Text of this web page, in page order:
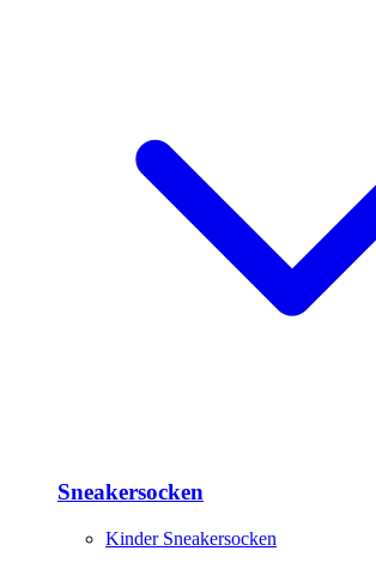
Sneakersocken
Kinder Sneakersocken